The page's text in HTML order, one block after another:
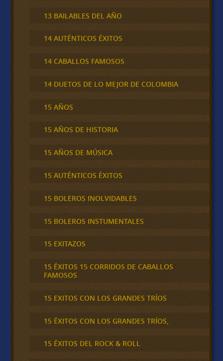
13 BAILABLES DEL AÑO
14 AUTÉNTICOS ÉXITOS
14 CABALLOS FAMOSOS
14 DUETOS DE LO MEJOR DE COLOMBIA
15 AÑOS
15 AÑOS DE HISTORIA
15 AÑOS DE MÚSICA
15 AUTÉNTICOS ÉXITOS
15 BOLEROS INOLVIDABLES
15 BOLEROS INSTUMENTALES
15 EXITAZOS
15 ÉXITOS 15 CORRIDOS DE CABALLOS
FAMOSOS
15 EXITOS CON LOS GRANDES TRÍOS
15 ÉXITOS CON LOS GRANDES TRÍOS,
15 ÉXITOS DEL ROCK & ROLL